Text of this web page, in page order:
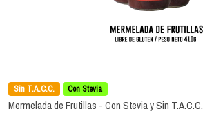
Sin T.A.C.C. Con Stevia
Mermelada de Frutillas - Con Stevia y Sin T.A.C.C.